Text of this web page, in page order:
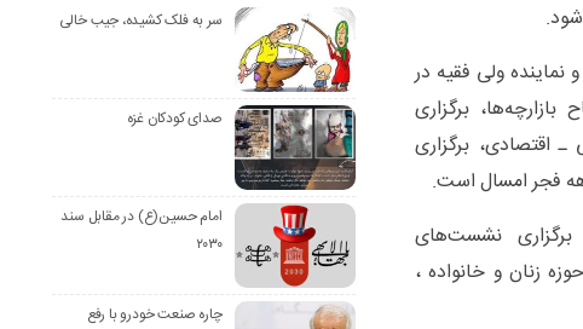
نماینده ولی فقیه در
برگزاری
اقتصادی، برگزاری
فجر امسال است.
برگزاری نشست‌های
زنان و خانواده ،
سر به فلک کشیده، جیب خالی
صدای کودکان غزه
امام حسین(ع) در مقابل سند
۲۰۳۰
چاره صنعت خودرو با رفع